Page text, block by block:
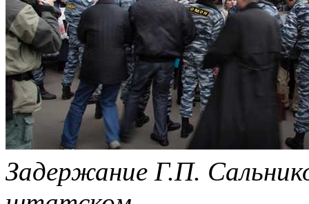
Задержание Г.П.